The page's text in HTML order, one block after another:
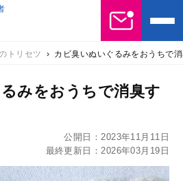
トリセツ › カビ臭いぬいぐるみをおうちで
みをおうちで消臭す
公開日：2023年11月11日
最終更新日：2026年03月19日